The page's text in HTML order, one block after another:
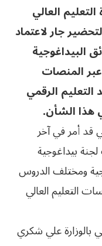
العالي
جار لاعتماد
البيداغوجية
المنصات
الرقمي
هذا الشأن.
قد أمر في آخر
بيداغوجية
ومختلف الدروس
التعليم العالي
بالوزارة علي شكري